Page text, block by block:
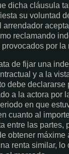
dicha cláusula
su voluntad
arrendador
reclamando
por la
de fijar una
y a la
debe declararse
a la actora por
en que
cuanto al
entre las partes,
obtener máxime
renta similar, lo